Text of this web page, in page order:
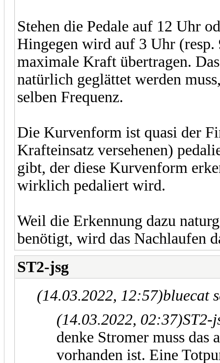
Stehen die Pedale auf 12 Uhr
Hingegen wird auf 3 Uhr
maximale Kraft übertragen.
natürlich geglättet werden
selben Frequenz.
Die Kurvenform ist quasi der
Krafteinsatz versehenen)
gibt, der diese Kurvenform
wirklich pedaliert wird.
Weil die Erkennung dazu
benötigt, wird das Nachlaufen
ST2-jsg
(14.03.2022, 12:57)bluecat
(14.03.2022, 02:37)ST2-
denke Stromer muss das
vorhanden ist. Eine